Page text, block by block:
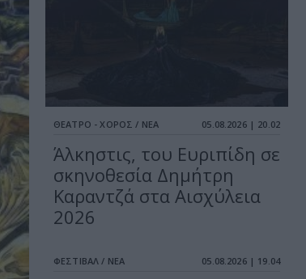
ΘΕΑΤΡΟ - ΧΟΡΟΣ / ΝΕΑ 05.08.2026 | 20.02
Άλκηστις, του Ευριπίδη σε
σκηνοθεσία Δημήτρη
Καραντζά στα Αισχύλεια
2026
ΦΕΣΤΙΒΑΛ / ΝΕΑ 05.08.2026 | 19.04